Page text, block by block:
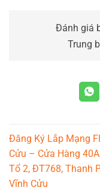
Đánh giá
Trung
Đăng Ký Lắp Mạng
Cửu – Cửa Hàng 40A
Tổ 2, ĐT768, Thanh
Vĩnh Cửu